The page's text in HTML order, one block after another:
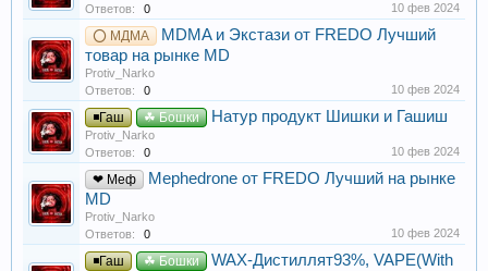
Ответов:
0 10 фев 2024
⭕ МДМА
MDMA и Экстази от FREDO Лучший
товар на рынке MD
Protiv_Narko
Ответов:
0 10 фев 2024
◾Гаш ☘ Бошки Натур продукт Шишки и Гашиш
Protiv_Narko
Ответов:
0 10 фев 2024
❤ Меф
Mephedrone от FREDO Лучший на рынке
MD
Protiv_Narko
Ответов:
0 10 фев 2024
◾Гаш ☘ Бошки
WAX-Дистиллят93%, VAPE(With